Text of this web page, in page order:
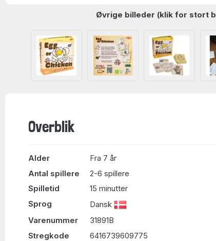
Øvrige billeder (klik for stort
Overblik
Alder
Fra 7 år
Antal spillere
2-6 spillere
Spilletid
15 minutter
Sprog
Dansk
Varenummer
31891B
Stregkode
6416739609775